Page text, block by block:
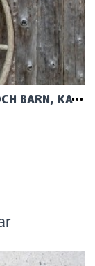
NORSKE IKONER TILL BÅDE VUXNA OCH BARN, KATALOG TEMA 59